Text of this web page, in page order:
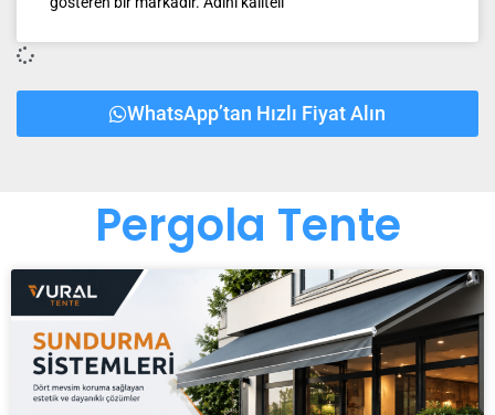
WhatsApp’tan Hızlı Fiyat Alın
Pergola Tente